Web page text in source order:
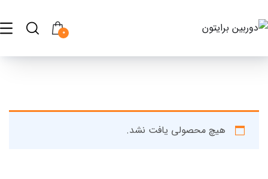
0
هیچ محصولی یافت نشد.